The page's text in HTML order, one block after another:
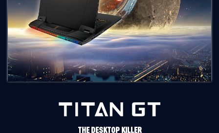
THE DESKTOP KILLER